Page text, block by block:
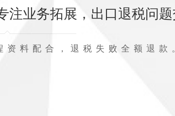
注业务拓展，出口退税问题
资料配合，退税失败全额退款